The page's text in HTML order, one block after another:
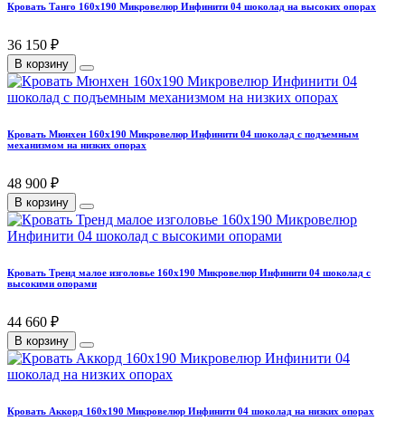
Кровать Танго 160х190 Микровелюр Инфинити 04 шоколад на высоких опорах
36 150 ₽
В корзину
Кровать Мюнхен 160х190 Микровелюр Инфинити 04 шоколад с подъемным
механизмом на низких опорах
48 900 ₽
В корзину
Кровать Тренд малое изголовье 160х190 Микровелюр Инфинити 04 шоколад с
высокими опорами
44 660 ₽
В корзину
Кровать Аккорд 160х190 Микровелюр Инфинити 04 шоколад на низких опорах